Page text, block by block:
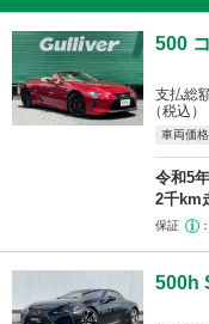
500
支払総
（税込）
車両価格
令和5
2千km
保証
500h